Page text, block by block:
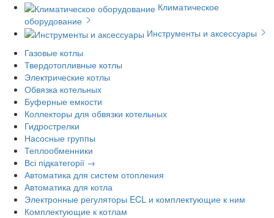
Климатическое
оборудование
Инструменты и аксессуары
Газовые котлы
Твердотопливные котлы
Электрические котлы
Обвязка котельных
Буферные емкости
Коллекторы для обвязки котельных
Гидрострелки
Насосные группы
Теплообменники
Всі підкатегорії →
Автоматика для систем отопления
Автоматика для котла
Электронные регуляторы ECL и комплектующие к ним
Комплектующие к котлам